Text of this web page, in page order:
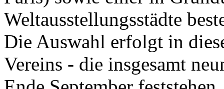
Weltausstellungsstädte
Die Auswahl erfolgt in
Vereins - die insgesamt